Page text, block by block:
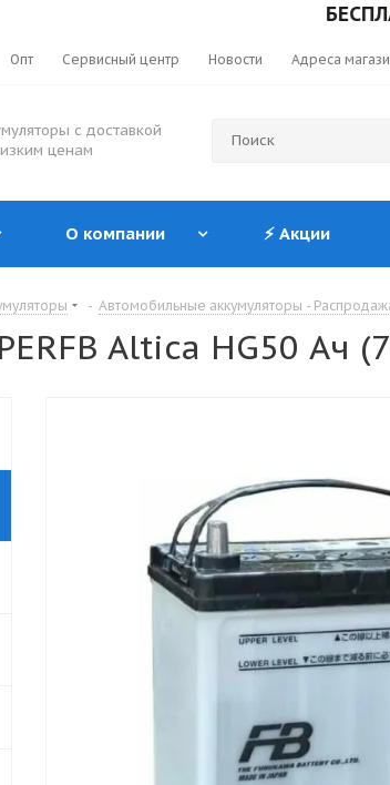
Опт Сервисный центр Новости Адреса
с доставкой
ценам
О компании ⚡ Акции
- Автомобильные аккумуляторы -
Altica HG50 Ач